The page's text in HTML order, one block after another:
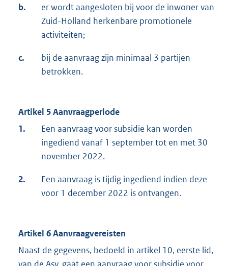
b.
er wordt aangesloten bij voor de inwoner van
Zuid-Holland herkenbare promotionele
activiteiten;
c.
bij de aanvraag zijn minimaal 3 partijen
betrokken.
Artikel 5 Aanvraagperiode
1.
Een aanvraag voor subsidie kan worden
ingediend vanaf 1 september tot en met 30
november 2022.
2.
Een aanvraag is tijdig ingediend indien deze
voor 1 december 2022 is ontvangen.
Artikel 6 Aanvraagvereisten
Naast de gegevens, bedoeld in artikel 10, eerste lid,